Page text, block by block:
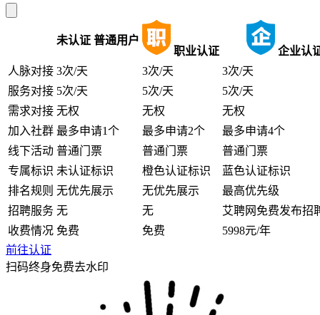
未认证 普通用户
职业认证
企业认
人脉对接 3次/天 3次/天
3次/天
服务对接 5次/天 5次/天
5次/天
需求对接 无权 无权
无权
加入社群 最多申请1个 最多申请2个
最多申请4个
线下活动 普通门票 普通门票
普通门票
专属标识 未认证标识 橙色认证标识
蓝色认证标识
排名规则 无优先展示 无优先展示
最高优先级
招聘服务 无 无
艾聘网免费发布招
收费情况 免费 免费
5998元/年
前往认证
扫码终身免费去水印